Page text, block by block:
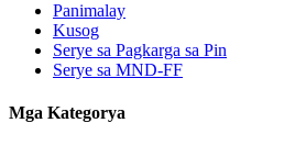
Panimalay
Kusog
Serye sa Pagkarga sa Pin
Serye sa MND-FF
Mga Kategorya